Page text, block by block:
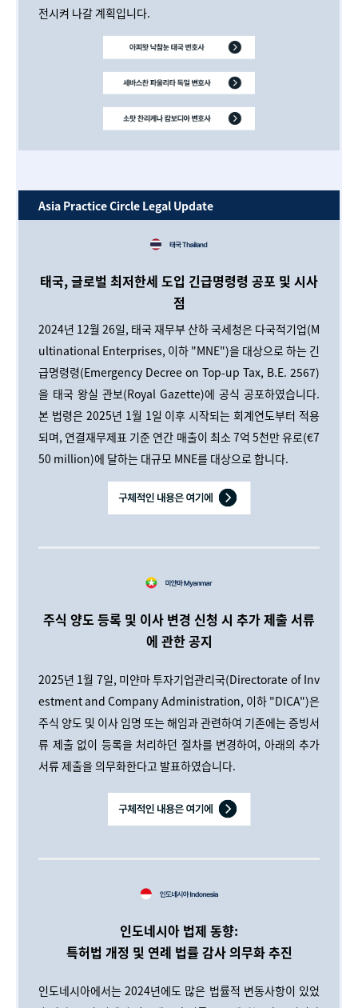
전시켜 나갈 계획입니다.
Asia Practice Circle Legal Update
태국, 글로벌 최저한세 도입 긴급명령령 공포 및 시사
점
2024년 12월 26일, 태국 재무부 산하 국세청은 다국적기업(M
ultinational Enterprises, 이하 "MNE")을 대상으로 하는 긴
급명령령(Emergency Decree on Top-up Tax, B.E. 2567)
을 태국 왕실 관보(Royal Gazette)에 공식 공포하였습니다.
본 법령은 2025년 1월 1일 이후 시작되는 회계연도부터 적용
되며, 연결재무제표 기준 연간 매출이 최소 7억 5천만 유로(€7
50 million)에 달하는 대규모 MNE를 대상으로 합니다.
주식 양도 등록 및 이사 변경 신청 시 추가제출 서류
에 관한공지
2025년 1월 7일, 미얀마 투자기업관리국(Directorate of Inv
estment and Company Administration, 이하 "DICA")은
주식 양도 및 이사 임명 또는 해임과 관련하여 기존에는 증빙서
류 제출 없이 등록을 처리하던 절차를 변경하여, 아래의 추가
서류 제출을 의무화한다고 발표하였습니다.
인도네시아 법제 동향:
특허법 개정 및 연례 법률 감사 의무화 추진
인도네시아에서는 2024년에도 많은 법률적 변동사항이 있었